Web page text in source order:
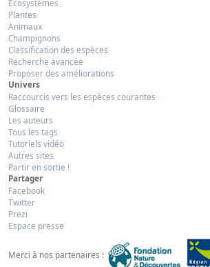
Ecosystèmes
Plantes
Animaux
Champignons
Classification des espèces
Recherche avancée
Proposer des améliorations
Univers
Raccourcis vers les espèces courantes
Glossaire
Les auteurs
Tous les tags
Tutoriels vidéo
Autres sites
Partir en sortie !
Partager
Facebook
Twitter
Prezi
Espace presse
Merci à nos partenaires :